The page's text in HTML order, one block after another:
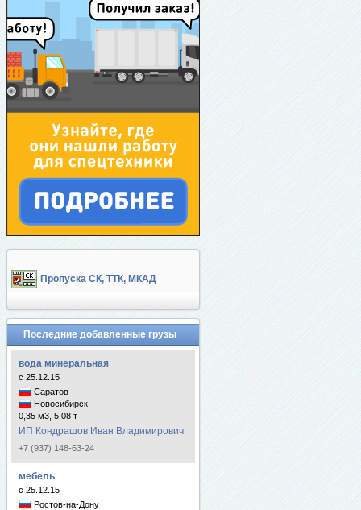
Пропуска СК, ТТК, МКАД
Последние добавленные грузы
вода минеральная
с 25.12.15
Саратов
Новосибирск
0,35 м3, 5,08 т
ИП Кондрашов Иван Владимирович
+7 (937) 148-63-24
мебель
с 25.12.15
Ростов-на-Дону